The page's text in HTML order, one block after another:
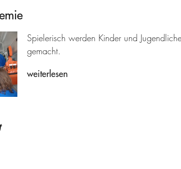
Spielerisch werden Kinder und
gemacht.
weiterlesen